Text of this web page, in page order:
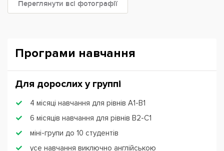
Переглянути всі фотографії
Програми навчання
Для дорослих у группі
4 місяці навчання для рівнів А1-В1
6 місяців навчання для рівнів В2-С1
міні-групи до 10 студентів
усе навчання виключно англійською